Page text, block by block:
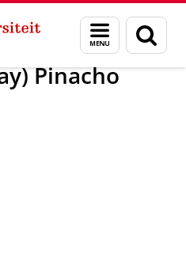
Menu
en
zoeken
Isay) Pinacho Espinosa, MA
Pinacho